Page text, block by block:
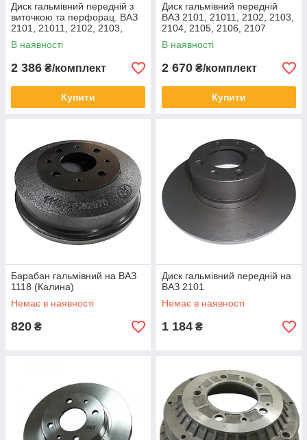
Диск гальмівний передній з
виточкою та перфорац. ВАЗ
2101, 21011, 2102, 2103,
2104, 2105, 2106, 2107
"Класика"
В наявності
2 386 ₴/комплект
Купити
Диск гальмівний передній
ВАЗ 2101, 21011, 2102, 2103,
2104, 2105, 2106, 2107
"Класика"
В наявності
2 670 ₴/комплект
Купити
Барабан гальмівний на ВАЗ
1118 (Калина)
Немає в наявності
820 ₴
Диск гальмівний передній на
ВАЗ 2101
Немає в наявності
1 184 ₴